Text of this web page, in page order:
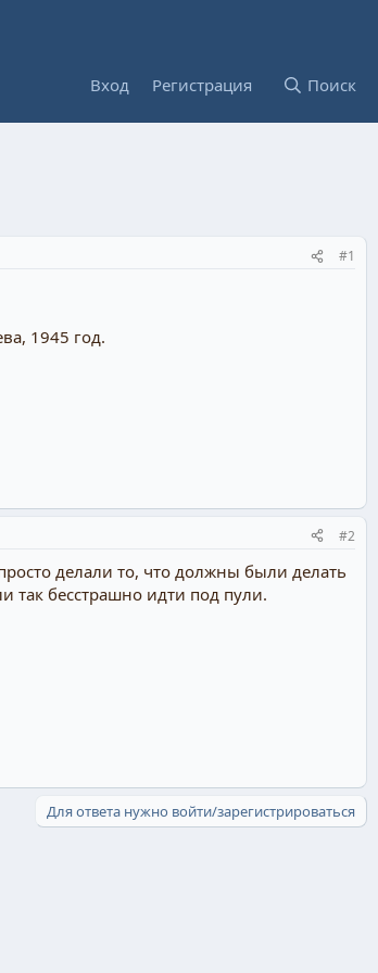
Вход Регистрация Поиск
#1
1945 год.
#2
делали то, что должны были делать
так бесстрашно идти под пули.
Для ответа нужно войти/зарегистрироваться